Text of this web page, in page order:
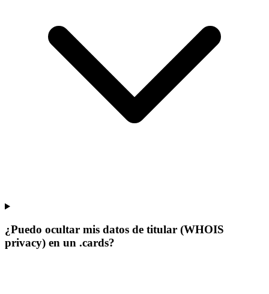
¿Puedo ocultar mis datos de titular (WHOIS
privacy) en un .cards?